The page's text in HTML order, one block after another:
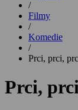
/
Filmy
/
Komedie
/
Prci, prci,
Prci,